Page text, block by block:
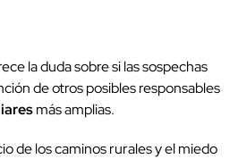
la duda sobre si las sospechas
de otros posibles responsables
más amplias.
de los caminos rurales y el miedo